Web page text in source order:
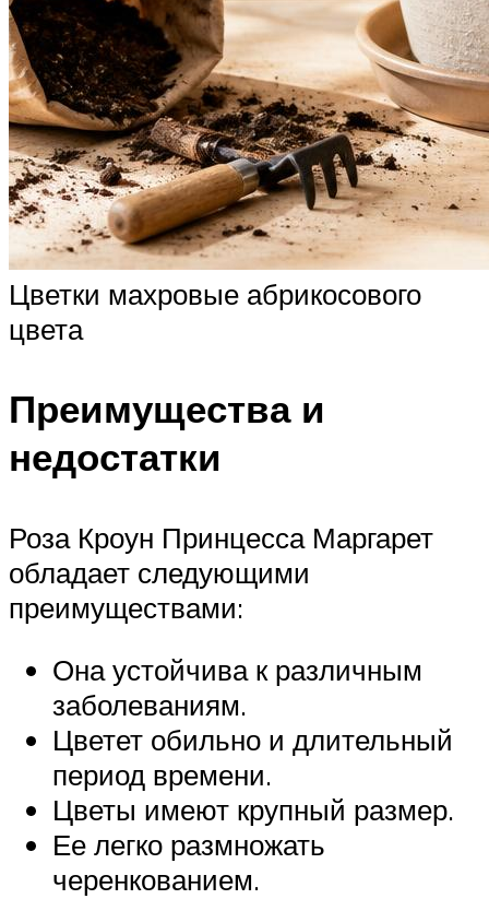
Цветки махровые абрикосового
цвета
Преимущества и
недостатки
Роза Кроун Принцесса Маргарет
обладает следующими
преимуществами:
Она устойчива к различным
заболеваниям.
Цветет обильно и длительный
период времени.
Цветы имеют крупный размер.
Ее легко размножать
черенкованием.